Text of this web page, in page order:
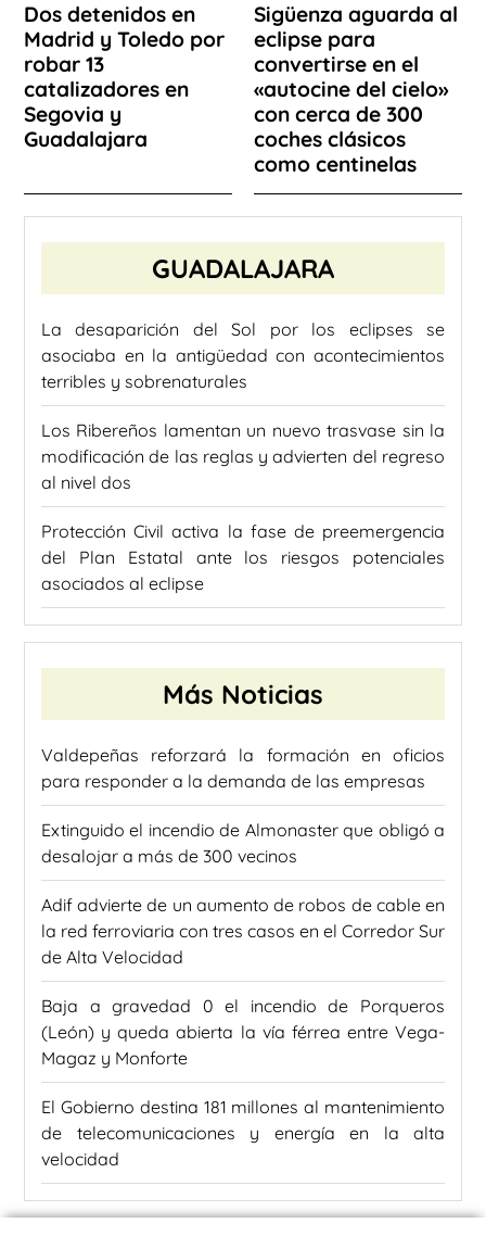
Dos detenidos en
Madrid y Toledo por
robar 13
catalizadores en
Segovia y
Guadalajara
Sigüenza aguarda al
eclipse para
convertirse en el
«autocine del cielo»
con cerca de 300
coches clásicos
como centinelas
GUADALAJARA
La desaparición del Sol por los eclipses se
asociaba en la antigüedad con acontecimientos
terribles y sobrenaturales
Los Ribereños lamentan un nuevo trasvase sin la
modificación de las reglas y advierten del regreso
al nivel dos
Protección Civil activa la fase de preemergencia
del Plan Estatal ante los riesgos potenciales
asociados al eclipse
Más Noticias
Valdepeñas reforzará la formación en oficios
para responder a la demanda de las empresas
Extinguido el incendio de Almonaster que obligó a
desalojar a más de 300 vecinos
Adif advierte de un aumento de robos de cable en
la red ferroviaria con tres casos en el Corredor Sur
de Alta Velocidad
Baja a gravedad 0 el incendio de Porqueros
(León) y queda abierta la vía férrea entre Vega-
Magaz y Monforte
El Gobierno destina 181 millones al mantenimiento
de telecomunicaciones y energía en la alta
velocidad